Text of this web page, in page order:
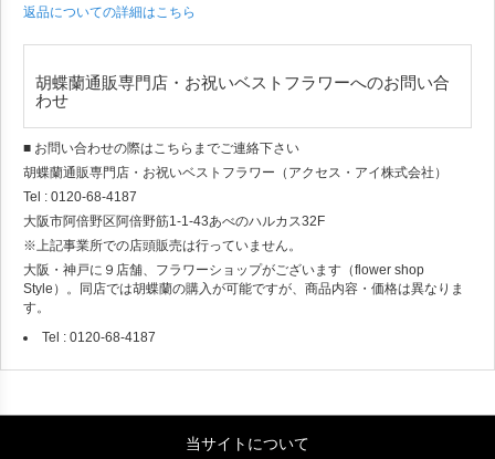
返品についての詳細はこちら
胡蝶蘭通販専門店・お祝いベストフラワーへのお問い合
わせ
■ お問い合わせの際はこちらまでご連絡下さい
胡蝶蘭通販専門店・お祝いベストフラワー（アクセス・アイ株式会社）
Tel : 0120-68-4187
大阪市阿倍野区阿倍野筋1-1-43あべのハルカス32F
※上記事業所での店頭販売は行っていません。
大阪・神戸に９店舗、フラワーショップがございます（flower shop
Style）。同店では胡蝶蘭の購入が可能ですが、商品内容・価格は異なりま
す。
Tel : 0120-68-4187
当サイトについて